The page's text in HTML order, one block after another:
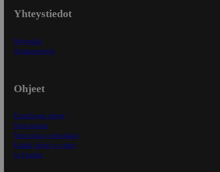
Yhteystiedot
Myymälät
Asiakaspalvelu
Ohjeet
Ensitilaajan ohjeet
Näin maksat
Näin tilaat ja muokkaat
Kaikki ohjeet ja vinkit
In English